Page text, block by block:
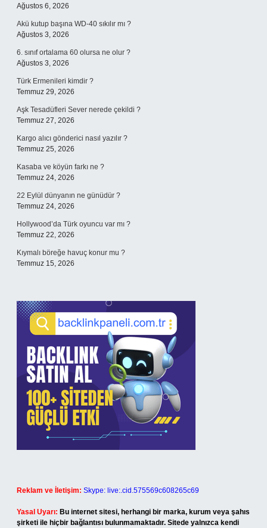
Ağustos 6, 2026
Akü kutup başına WD-40 sıkılır mı ?
Ağustos 3, 2026
6. sınıf ortalama 60 olursa ne olur ?
Ağustos 3, 2026
Türk Ermenileri kimdir ?
Temmuz 29, 2026
Aşk Tesadüfleri Sever nerede çekildi ?
Temmuz 27, 2026
Kargo alıcı gönderici nasıl yazılır ?
Temmuz 25, 2026
Kasaba ve köyün farkı ne ?
Temmuz 24, 2026
22 Eylül dünyanın ne günüdür ?
Temmuz 24, 2026
Hollywood’da Türk oyuncu var mı ?
Temmuz 22, 2026
Kıymalı böreğe havuç konur mu ?
Temmuz 15, 2026
Reklam ve İletişim: Skype: live:.cid.575569c608265c69
Yasal Uyarı: Bu internet sitesi, herhangi bir marka, kurum veya şahıs
şirketi ile hiçbir bağlantısı bulunmamaktadır. Sitede yalnızca kendi